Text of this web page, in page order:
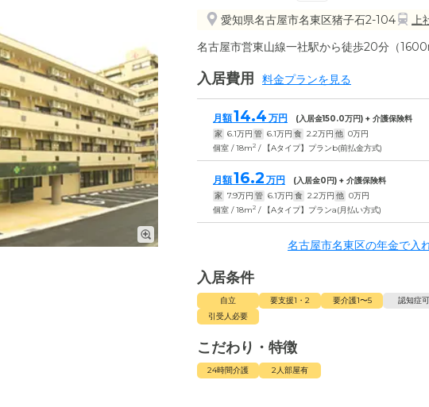
愛知県名古屋市名東区猪子石2-104 上
名古屋市営東山線一社駅から徒歩20分（
入居費用 料金プランを見る
月額14.4 万円 (入居金150.0万円) + 介護保険料
家 6.1万円 管 6.1万円 食 2.2万円 他 0万円
個室 / 18m2 / 【Aタイプ】プランb(前払金方式)
月額16.2 万円 (入居金0円) + 介護保険料
家 7.9万円 管 6.1万円 食 2.2万円 他 0万円
個室 / 18m2 / 【Aタイプ】プランa(月払い方式)
名古屋市名東区の年金で入
入居条件
自立 要支援1・2 要介護1〜5 認知症可
引受人必要
こだわり・特徴
24時間介護 2人部屋有